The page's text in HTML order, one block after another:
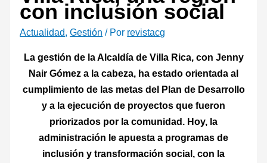
con inclusión social
Actualidad,Gestión / Por revistacg
La gestión de la Alcaldía de Villa Rica, con Jenny
Nair Gómez a la cabeza, ha estado orientada al
cumplimiento de las metas del Plan de Desarrollo
y a la ejecución de proyectos que fueron
priorizados por la comunidad. Hoy, la
administración le apuesta a programas de
inclusión y transformación social, con la